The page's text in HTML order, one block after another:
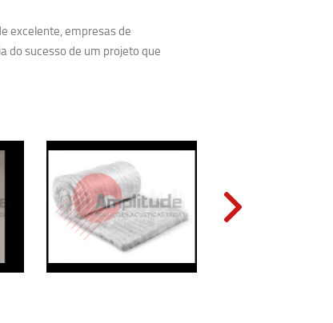
excelente, empresas de
do sucesso de um projeto que